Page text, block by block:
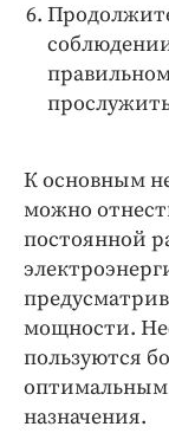
К основным
можно
постоянной
мощности.
пользуются
оптимальным
назначения.